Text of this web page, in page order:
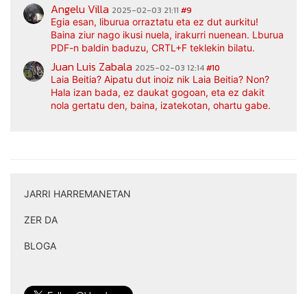
Angelu Villa 2025-02-03 21:11 #9
Egia esan, liburua orraztatu eta ez dut aurkitu!
Baina ziur nago ikusi nuela, irakurri nuenean. Lburua
PDF-n baldin baduzu, CRTL+F teklekin bilatu.
Juan Luis Zabala 2025-02-03 12:14#10
Laia Beitia? Aipatu dut inoiz nik Laia Beitia? Non?
Hala izan bada, ez daukat gogoan, eta ez dakit
nola gertatu den, baina, izatekotan, ohartu gabe.
JARRI HARREMANETAN
ZER DA
BLOGA